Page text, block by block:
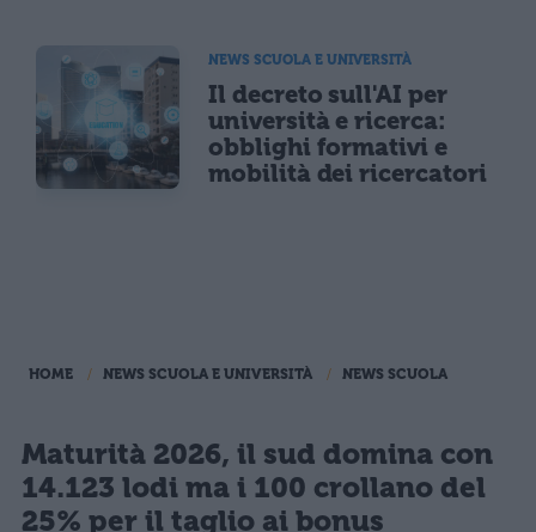
NEWS SCUOLA E UNIVERSITÀ
Il decreto sull'AI per
università e ricerca:
obblighi formativi e
mobilità dei ricercatori
HOME NEWS SCUOLA E UNIVERSITÀ NEWS SCUOLA
Maturità 2026, il sud domina con
14.123 lodi ma i 100 crollano del
25% per il taglio ai bonus